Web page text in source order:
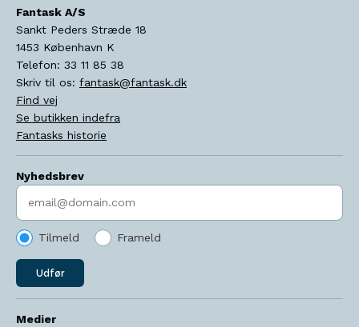
Fantask A/S
Sankt Peders Stræde 18
1453 København K
Telefon: 33 11 85 38
Skriv til os: fantask@fantask.dk
Find vej
Se butikken indefra
Fantasks historie
Nyhedsbrev
Indtast søgeord
Tilmeld Frameld
Udfør
Medier